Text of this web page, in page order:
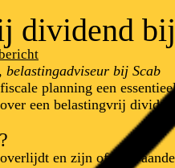
dividend
belastingadviseur bij Scab
planning een
een belastingvrij
en zijn of haar